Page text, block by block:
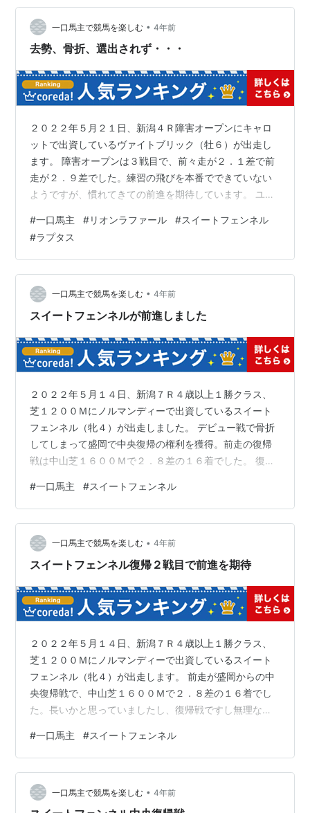
ます。📝 スイートフェンネルとチャービルもホームセン
ターにて100円になってたので も…
一口馬主で競馬を楽しむ • 4年前
去勢、骨折、選出されず・・・
２０２２年５月２１日、新潟４Ｒ障害オープンにキャロ
ットで出資しているヴァイトブリック（牡６）が出走し
ます。 障害オープンは３戦目で、前々走が２．１差で前
走が２．９差でした。練習の飛びを本番でできていない
ようですが、慣れてきての前進を期待しています。 ユニ
ていましたが選出されませんでした。５６キロで出走で
きるので楽しみにしていたので残念です。 交流重賞４
勝、中央オープン１勝でも補欠３番手と厳しい状況で
す。 次走ですが８月１６日の盛岡クラスターカップ、８
月２１日の新潟ＮＳＴ勝、８月２５日の佐賀サマーチャ
ンピオンが候補のようです。 せっかく仕上がった…
#一口馬主 #リオンラファール #スイートフェンネル
#ラプタス
一口馬主で競馬を楽しむ • 4年前
スイートフェンネルが前進しました
２０２２年５月１４日、新潟７Ｒ４歳以上１勝クラス、
芝１２００Ｍにノルマンディーで出資しているスイート
フェンネル（牝４）が出走しました。 デビュー戦で骨折
してしまって盛岡で中央復帰の権利を獲得。前走の復帰
戦は中山芝１６００Ｍで２．８差の１６着でした。 復帰
いました。 前走は積極的に前にいって早めに失速してし
まいましたが、今回は前半は無理しないで溜める競馬と
なりました。 少し後ろ過ぎる気はしましたが直線での伸
びに期待しました。 結果は勝ち馬が１：１０．１の３Ｆ
３４．９で、スイートフェンネルは１：１０．９の３Ｆ
#一口馬主 #スイートフェンネル
一口馬主で競馬を楽しむ • 4年前
スイートフェンネル復帰２戦目で前進を期待
２０２２年５月１４日、新潟７Ｒ４歳以上１勝クラス、
芝１２００Ｍにノルマンディーで出資しているスイート
フェンネル（牝４）が出走します。 前走が盛岡からの中
央復帰戦で、中山芝１６００Ｍで２．８差の１６着でし
た。長いかと思っていましたし、復帰戦ですし無理なく
こである程度の結果が必要だと思っています。掲示板
か、それに近い内容を期待しています。 同世代は６頭に
出資して勝ち上がりが２頭。１頭が未勝利で中央抹消と
なり、スイートフェンネル、ユニオンのブレーヴソウ
ル、キャロットのヴェルナーが地方からとなりました。
#一口馬主 #スイートフェンネル
一口馬主で競馬を楽しむ • 4年前